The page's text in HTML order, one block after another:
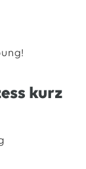
wertvoll.
ich
umfassen
kurz